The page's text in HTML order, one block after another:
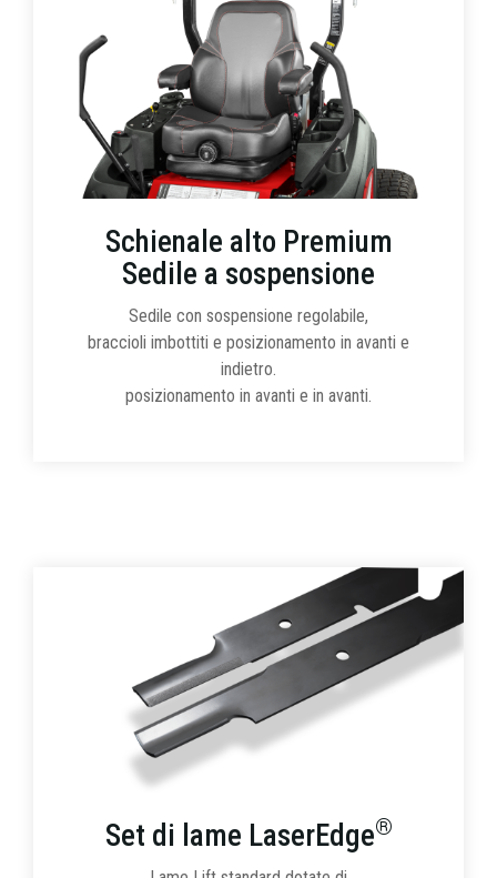
Schienale alto Premium
Sedile a sospensione
Sedile con sospensione regolabile,
braccioli imbottiti e posizionamento in avanti e
indietro.
posizionamento in avanti e in avanti.
Set di lame LaserEdge®